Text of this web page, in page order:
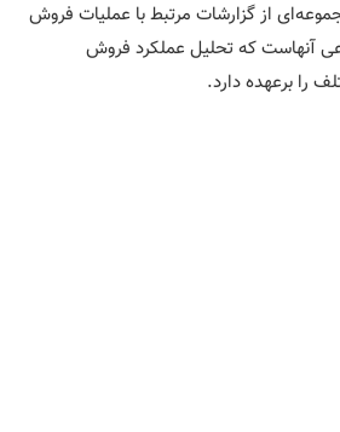
از گزارشات مرتبط با عملیات فروش
آنهاست که تحلیل عملکرد فروش
را برعهده دارد.